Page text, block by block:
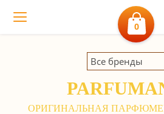
0
Все бренды
ОРИГИНАЛЬНАЯ